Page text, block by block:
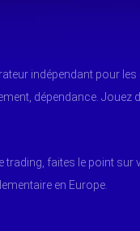
indépendant pour
dépendance.
trading, faites le point
en Europe.